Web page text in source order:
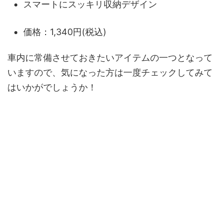
スマートにスッキリ収納デザイン
価格：1,340円(税込)
車内に常備させておきたいアイテムの一つとなって
いますので、気になった方は一度チェックしてみて
はいかがでしょうか！